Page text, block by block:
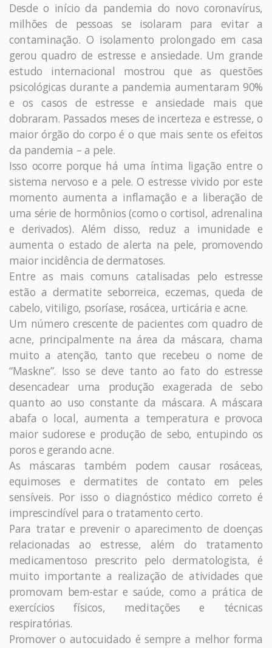
Desde o início da pandemia do novo coronavírus,
milhões de pessoas se isolaram para evitar a
contaminação. O isolamento prolongado em casa
gerou quadro de estresse e ansiedade. Um grande
estudo internacional mostrou que as questões
psicológicas durante a pandemia aumentaram 90%
e os casos de estresse e ansiedade mais que
dobraram. Passados meses de incerteza e estresse, o
maior órgão do corpo é o que mais sente os efeitos
da pandemia – a pele.
Isso ocorre porque há uma íntima ligação entre o
sistema nervoso e a pele. O estresse vivido por este
momento aumenta a inflamação e a liberação de
uma série de hormônios (como o cortisol, adrenalina
e derivados). Além disso, reduz a imunidade e
aumenta o estado de alerta na pele, promovendo
maior incidência de dermatoses.
Entre as mais comuns catalisadas pelo estresse
estão a dermatite seborreica, eczemas, queda de
cabelo, vitiligo, psoríase, rosácea, urticária e acne.
Um número crescente de pacientes com quadro de
acne, principalmente na área da máscara, chama
muito a atenção, tanto que recebeu o nome de
“Maskne”. Isso se deve tanto ao fato do estresse
desencadear uma produção exagerada de sebo
quanto ao uso constante da máscara. A máscara
abafa o local, aumenta a temperatura e provoca
maior sudorese e produção de sebo, entupindo os
poros e gerando acne.
As máscaras também podem causar rosáceas,
equimoses e dermatites de contato em peles
sensíveis. Por isso o diagnóstico médico correto é
imprescindível para o tratamento certo.
Para tratar e prevenir o aparecimento de doenças
relacionadas ao estresse, além do tratamento
medicamentoso prescrito pelo dermatologista, é
muito importante a realização de atividades que
promovam bem-estar e saúde, como a prática de
exercícios físicos, meditações e técnicas
respiratórias.
Promover o autocuidado é sempre a melhor forma